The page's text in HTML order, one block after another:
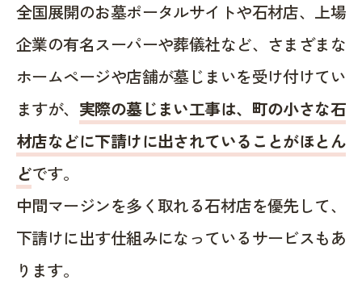
全国展開のお墓ポータルサイトや石材店、上場
企業の有名スーパーや葬儀社など、さまざまな
ホームページや店舗が墓じまいを受け付けてい
ますが、 実際の墓じまい工事は、町の小さな石
材店などに下請けに出されていることがほとん
どです。
中間マージンを多く取れる石材店を優先して、
下請けに出す仕組みになっているサービスもあ
ります。